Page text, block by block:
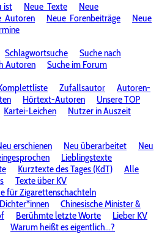
ist Neue Texte
Neue
Autoren Neue Forenbeiträge
Neue
Schlagwortsuche
Suche nach
Autoren
Suche im Forum
Zufallsautor
Autoren-
Hörtext-Autoren
Unsere TOP
Kartei-Leichen
Nutzer in Auszeit
erschienen Neu überarbeitet
Neu
Lieblingstexte
Kurztexte des Tages (KdT)
Alle
Texte über KV
für Zigarettenschachteln
Chinesische Minister &
Berühmte letzte Worte
Lieber KV
Warum heißt es eigentlich...?